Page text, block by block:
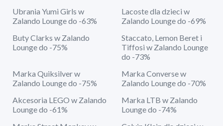
Ubrania Yumi Girls w
Zalando Lounge do -63%
Lacoste dla dzieci w
Zalando Lounge do -69%
Buty Clarks w Zalando
Lounge do -75%
Staccato, Lemon Beret i
Tiffosi w Zalando Lounge
do -73%
Marka Quiksilver w
Zalando Lounge do -75%
Marka Converse w
Zalando Lounge do -70%
Akcesoria LEGO w Zalando
Lounge do -61%
Marka LTB w Zalando
Lounge do -74%